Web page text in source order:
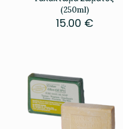
(250ml)
15.00 €